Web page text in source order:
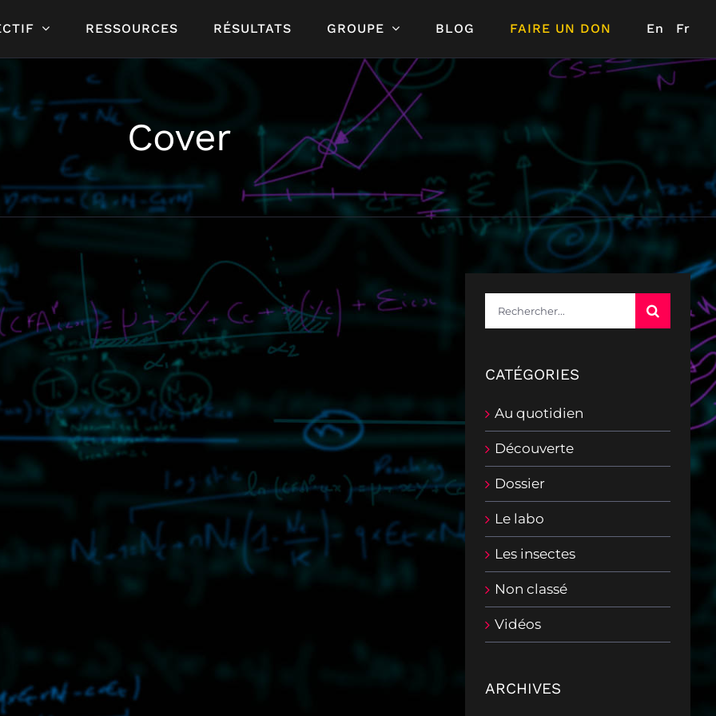
RESSOURCES RÉSULTATS GROUPE BLOG FAIRE UN DON En Fr
Cover
CATÉGORIES
Au quotidien
Découverte
Dossier
Le labo
Les insectes
Non classé
Vidéos
ARCHIVES